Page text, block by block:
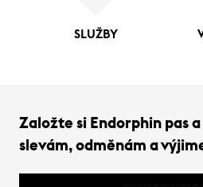
SLUŽBY
Založte si Endorphin pas
slevám, odměnám a